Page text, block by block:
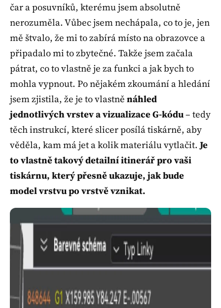
čar a posuvníků, kterému jsem absolutně
nerozuměla. Vůbec jsem nechápala, co to je, jen
mě štvalo, že mi to zabírá místo na obrazovce a
připadalo mi to zbytečné. Takže jsem začala
pátrat, co to vlastně je za funkci a jak bych to
mohla vypnout. Po nějakém zkoumání a hledání
jsem zjistila, že je to vlastně náhled
jednotlivých vrstev a vizualizace G-kódu– tedy
těch instrukcí, které slicer posílá tiskárně, aby
věděla, kam má jet a kolik materiálu vytlačit. Je
to vlastně takový detailní itinerář pro vaši
tiskárnu, který přesně ukazuje, jak bude
model vrstvu po vrstvě vznikat.